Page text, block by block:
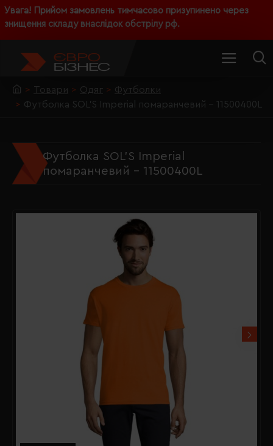
Увага! Прийом замовлень тимчасово призупинено через
знищення складу внаслідок обстрілу рф.
Товари Одяг
Футболки
Футболка SOL'S Imperial помаранчевий - 11500400L
Футболка SOL'S Imperial
помаранчевий - 11500400L